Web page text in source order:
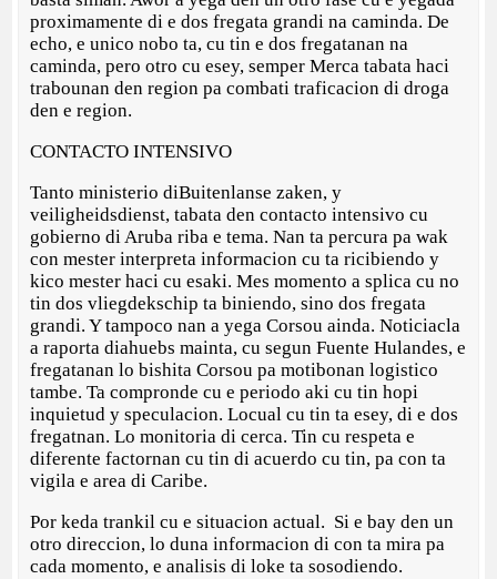
proximamente di e dos fregata grandi na caminda. De
echo, e unico nobo ta, cu tin e dos fregatanan na
caminda, pero otro cu esey, semper Merca tabata haci
trabounan den region pa combati traficacion di droga
den e region.
CONTACTO INTENSIVO
Tanto ministerio diBuitenlanse zaken, y
veiligheidsdienst, tabata den contacto intensivo cu
gobierno di Aruba riba e tema. Nan ta percura pa wak
con mester interpreta informacion cu ta ricibiendo y
kico mester haci cu esaki. Mes momento a splica cu no
tin dos vliegdekschip ta biniendo, sino dos fregata
grandi. Y tampoco nan a yega Corsou ainda. Noticiacla
a raporta diahuebs mainta, cu segun Fuente Hulandes, e
fregatanan lo bishita Corsou pa motibonan logistico
tambe. Ta compronde cu e periodo aki cu tin hopi
inquietud y speculacion. Locual cu tin ta esey, di e dos
fregatnan. Lo monitoria di cerca. Tin cu respeta e
diferente factornan cu tin di acuerdo cu tin, pa con ta
vigila e area di Caribe.
Por keda trankil cu e situacion actual. Si e bay den un
otro direccion, lo duna informacion di con ta mira pa
cada momento, e analisis di loke ta sosodiendo.